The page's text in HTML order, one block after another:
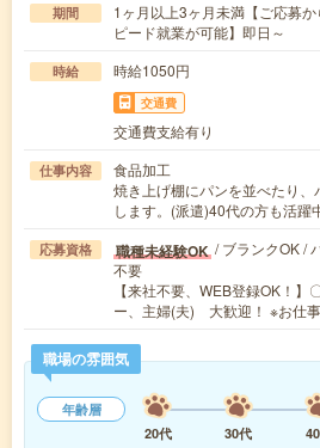
期間
1ヶ月以上3ヶ月未満【ご応募
ピード就業が可能】即日～
時給 時給1050円
交通費
交通費支給有り
仕事内容
食品加工
焼き上げ棚にパンを並べたり
します。(派遣)40代の方も活
応募資格 職種未経験OK / ブランクOK /
不要
【来社不要、WEB登録OK！】
ー、主婦(夫) 大歓迎！ ※お仕
職場の雰囲気
年齢層
20代
30代